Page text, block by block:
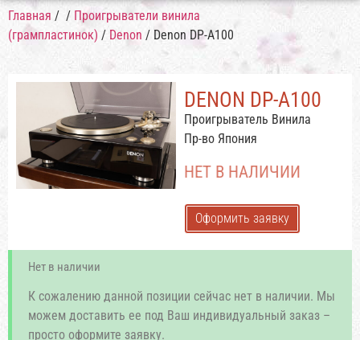
Главная / / Проигрыватели винила
(грампластинок) / Denon / Denon DP-A100
DENON DP-A100
Проигрыватель Винила
Пр-во Япония
НЕТ В НАЛИЧИИ
Оформить заявку
Нет в наличии
К сожалению данной позиции сейчас нет в наличии. Мы
можем доставить ее под Ваш индивидуальный заказ –
просто оформите заявку.